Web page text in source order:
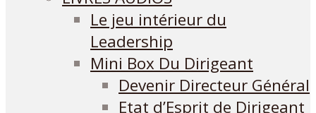
Le jeu intérieur du
Leadership
Mini Box Du Dirigeant
Devenir Directeur Général
Etat d’Esprit de Dirigeant